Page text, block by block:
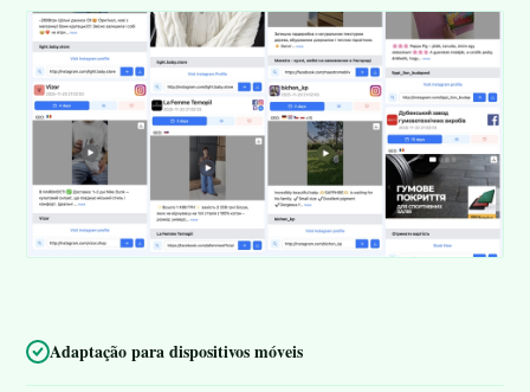
Adaptação para dispositivos móveis